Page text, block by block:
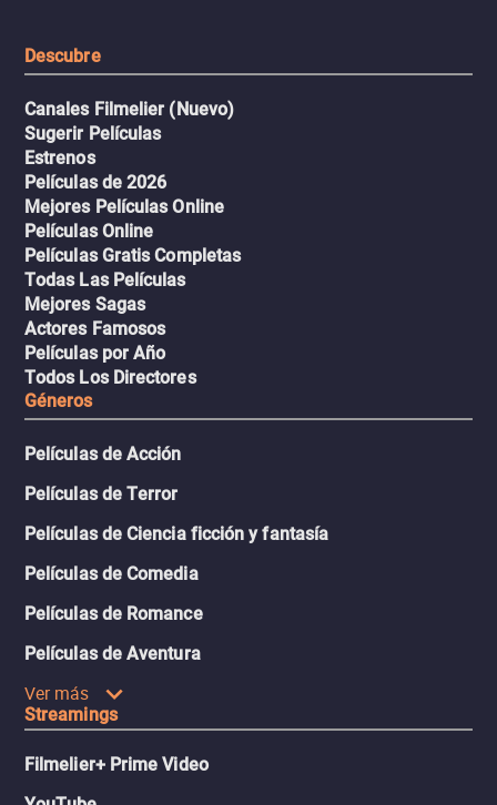
Descubre
Canales Filmelier (Nuevo)
Sugerir Películas
Estrenos
Películas de 2026
Mejores Películas Online
Películas Online
Películas Gratis Completas
Todas Las Películas
Mejores Sagas
Actores Famosos
Películas por Año
Todos Los Directores
Géneros
Películas de Acción
Películas de Terror
Películas de Ciencia ficción y fantasía
Películas de Comedia
Películas de Romance
Películas de Aventura
Ver más
Streamings
Filmelier+ Prime Video